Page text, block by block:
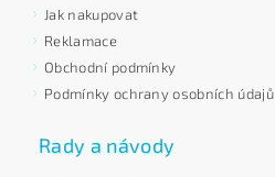
Jak nakupovat
Reklamace
Obchodní podmínky
Podmínky ochrany osobních údajů
Rady a návody